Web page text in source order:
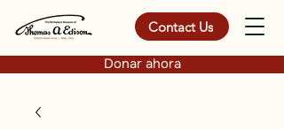
Contact Us
Donar ahora